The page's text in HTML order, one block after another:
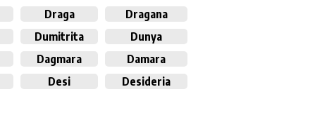
Draga
Dragana
Dumitrita
Dunya
Dagmara
Damara
Desi
Desideria